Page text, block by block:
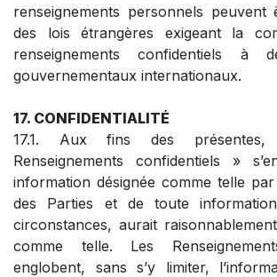
renseignements personnels peuvent
des lois étrangères exigeant la
renseignements confidentiels à
gouvernementaux internationaux.
17. CONFIDENTIALITÉ
17.1. Aux fins des
Renseignements confidentiels »
information désignée comme telle par
des Parties et de toute
circonstances, aurait
comme telle. Les
englobent, sans s’y limiter,